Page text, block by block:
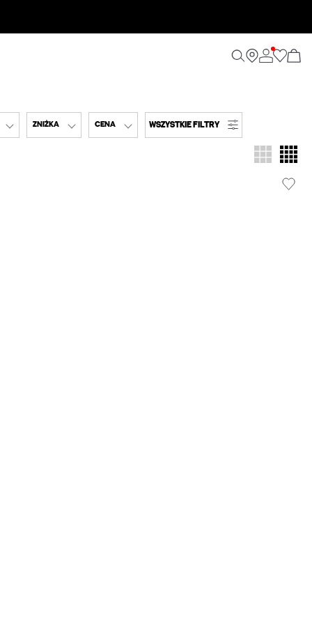
ZNIŻKA CENA WSZYSTKIE FILTRY